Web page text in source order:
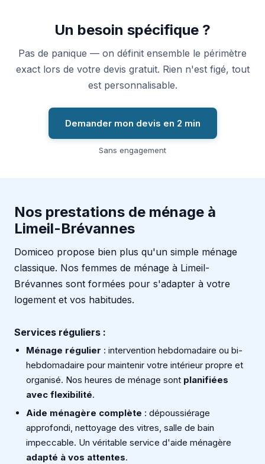
Un besoin spécifique ?
Pas de panique — on définit ensemble le périmètre
exact lors de votre devis gratuit. Rien n'est figé, tout
est personnalisable.
Demander mon devis en 2 min
Sans engagement
Nos prestations de ménage à
Limeil-Brévannes
Domiceo propose bien plus qu'un simple ménage
classique. Nos femmes de ménage à Limeil-
Brévannes sont formées pour s'adapter à votre
logement et vos habitudes.
Services réguliers :
Ménage régulier : intervention hebdomadaire ou bi-
hebdomadaire pour maintenir votre intérieur propre et
organisé. Nos heures de ménage sont planifiées
avec flexibilité.
Aide ménagère complète : dépoussiérage
approfondi, nettoyage des vitres, salle de bain
impeccable. Un véritable service d'aide ménagère
adapté à vos attentes.